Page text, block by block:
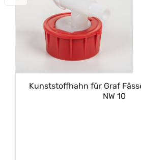
Kunststoffhahn für Graf
NW 10